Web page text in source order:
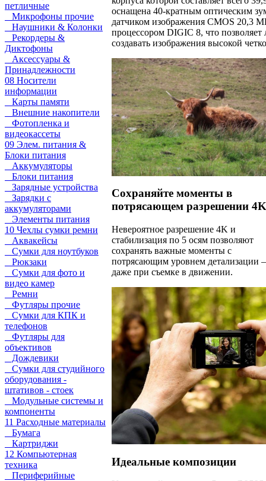
петличные
Микрофоны прочие
Наушники & Колонки
Рекордеры &
Диктофоны
Аксессуары &
Принадлежности
08 Носители
информации
Карты памяти
Внешние накопители
Фотопленка и
видеокассеты
09 Элем. питания &
Блоки питания
Аккумуляторы
Блоки питания
Зарядные устройства
Зарядки с
аккумуляторами
Элементы питания
10 Чехлы сумки ремни
Аквакейсы
Сумки для ноутбуков
Рюкзаки
Сумки для фото и
видео камер
Ремни
Футляры прочие
Сумки для КПК и
телефонов
Футляры для
объективов
Дождевики
Сумки для студийного
оборудования -
штативов - стоек
Модульные системы и
компоненты
11 Расходные материалы
Бумага
Картриджи
12 Компьютерная
техника
Периферийные
оснащена 40-кратным оптическим
датчиком изображения CMOS 20,3
процессором DIGIC 8, что позволяет
создавать изображения высокой
Сохраняйте моменты в
потрясающем разрешении 4K
Невероятное разрешение 4K и
стабилизация по 5 осям позволяют
сохранять важные моменты с
потрясающим уровнем детализации
даже при съемке в движении.
Идеальные композиции